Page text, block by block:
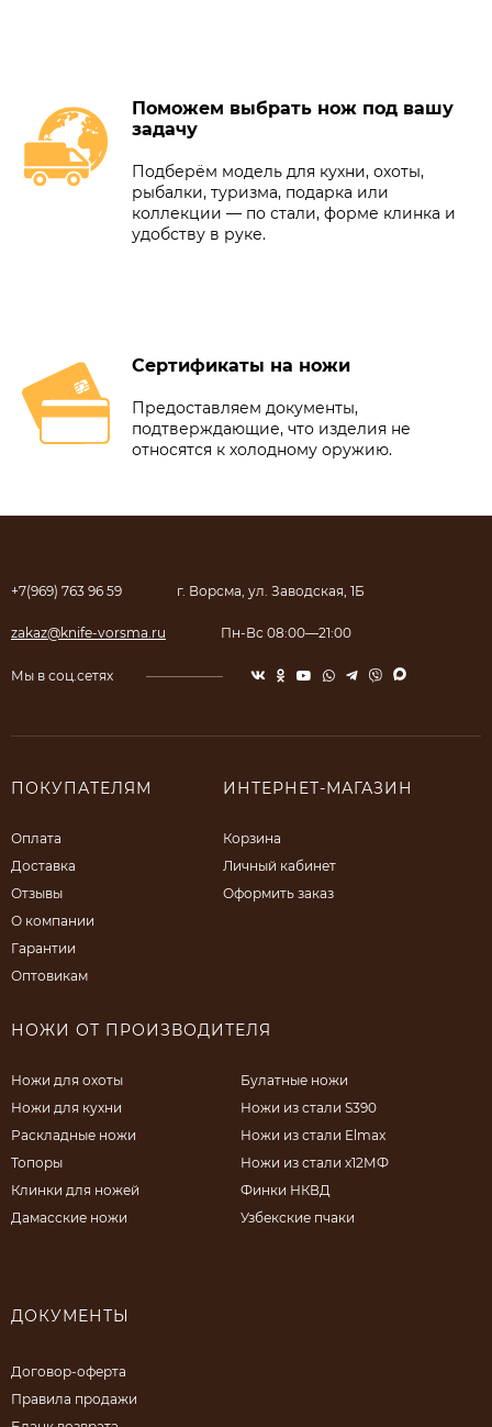
Поможем выбрать нож под вашу
задачу
Подберём модель для кухни, охоты,
рыбалки, туризма, подарка или
коллекции — по стали, форме клинка и
удобству в руке.
Сертификаты на ножи
Предоставляем документы,
подтверждающие, что изделия не
относятся к холодному оружию.
+7(969) 763 96 59 г. Ворсма, ул. Заводская, 1Б
zakaz@knife-vorsma.ru Пн-Вс 08:00—21:00
Мы в соц.сетях
ПОКУПАТЕЛЯМ
Оплата
Доставка
Отзывы
О компании
Гарантии
Оптовикам
ИНТЕРНЕТ-МАГАЗИН
Корзина
Личный кабинет
Оформить заказ
НОЖИ ОТ ПРОИЗВОДИТЕЛЯ
Ножи для охоты
Ножи для кухни
Раскладные ножи
Топоры
Клинки для ножей
Дамасские ножи
Булатные ножи
Ножи из стали S390
Ножи из стали Elmax
Ножи из стали х12МФ
Финки НКВД
Узбекские пчаки
ДОКУМЕНТЫ
Договор-оферта
Правила продажи